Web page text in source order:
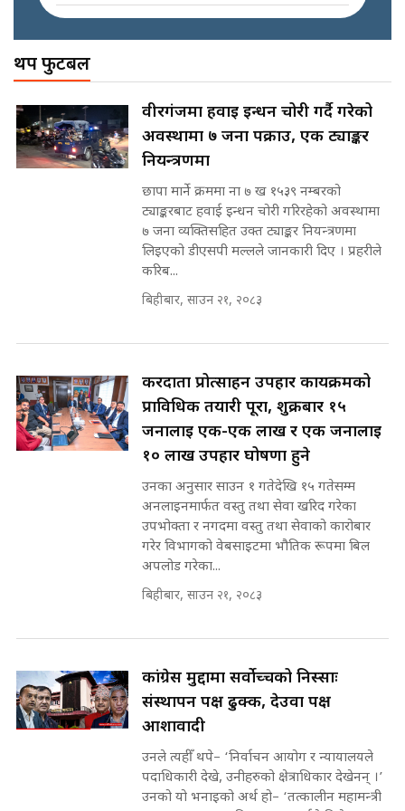
वैधानिकता || Cannabis legalized
इनड्राइभ || SIDHAKURA ||
राष्ट्रिय सवालमा ९ दल एकजुट ||
Prachanda, Rabi, Gagan Stand
on the Same Page ||
SIDHAKURA ||
सहकारी पीडितसँग मन्त्री प्रतिभा रावलले
भनिन्–साथ दिनुहोस्, दबाब होइन ||
Sidhakura || Pratibha Rawal
SIDHAKURA ||
कहिले बन्ला चक्रपथ ? विस्तार कार्यमा
किन भइरहेछ ढिलाइ ?The Ring Road
Expansion Dilemma |
SIDHAKURA |
पटकपटक भावुक बने गृहमन्त्री सुदन
SIDHAKURA ||
SIDHAKURA
पोप्पोको पासोः कमाउने लोभमा घरबार नै
उठिबास | The Dark Side of
'Poppo Live'-SIDHAKURA
INVESTIGATION
मन्त्री आउने बित्तिकै सुरु भएको थियो
घुसको डिल || Raj Kumar Gupta ||
SIDHAKURA ||
घुसको डिल गर्ने मन्त्रीकाे राजिनामा,
भूमिसुधार मन्त्रीलाई जोगाइदै ! ||
SIDHAKURA ||
७८ लाख घुस खाने मन्त्री ! जोगाउने
प्रधानमन्त्री ? || SIDHAKURA ||
SIDHAKURA INVESTIGATION
||
मन्त्री राजकुमारलाई घुस दिने विचौलीया
||
थप फुटबल
वीरगंजमा हवाई इन्धन चोरी गर्दै गरेको
अवस्थामा ७ जना पक्राउ, एक ट्याङ्कर
नियन्त्रणमा
छापा मार्ने क्रममा ना ७ ख १५३९ नम्बरको
ट्याङ्करबाट हवाई इन्धन चोरी गरिरहेको अवस्थामा
७ जना व्यक्तिसहित उक्त ट्याङ्कर नियन्त्रणमा
लिइएको डीएसपी मल्लले जानकारी दिए । प्रहरीले
करिब...
बिहीबार, साउन २१, २०८३
करदाता प्रोत्साहन उपहार कार्यक्रमको
प्राविधिक तयारी पूरा, शुक्रबार १५
जनालाई एक-एक लाख र एक जनालाई
१० लाख उपहार घोषणा हुने
उनका अनुसार साउन १ गतेदेखि १५ गतेसम्म
अनलाइनमार्फत वस्तु तथा सेवा खरिद गरेका
उपभोक्ता र नगदमा वस्तु तथा सेवाको कारोबार
गरेर विभागको वेबसाइटमा भौतिक रूपमा बिल
अपलोड गरेका...
बिहीबार, साउन २१, २०८३
कांग्रेस मुद्दामा सर्वोच्चको निस्साः
संस्थापन पक्ष ढुक्क, देउवा पक्ष
आशावादी
उनले त्यहीँ थपे– ‘निर्वाचन आयोग र न्यायालयले
पदाधिकारी देखे, उनीहरुको क्षेत्राधिकार देखेनन् ।’
उनको यो भनाइको अर्थ हो– ‘तत्कालीन महामन्त्री